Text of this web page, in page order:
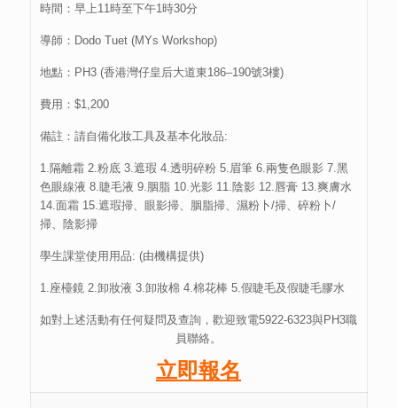
時間：早上11時至下午1時30分
導師：Dodo Tuet (MYs Workshop)
地點：PH3 (香港灣仔皇后大道東186–190號3樓)
費用：$1,200
備註：請自備化妝工具及基本化妝品:
1.隔離霜 2.粉底 3.遮瑕 4.透明碎粉 5.眉筆 6.兩隻色眼影 7.黑
色眼線液 8.睫毛液 9.胭脂 10.光影 11.陰影 12.唇膏 13.爽膚水
14.面霜 15.遮瑕掃、眼影掃、胭脂掃、濕粉卜/掃、碎粉卜/
掃、陰影掃
學生課堂使用用品: (由機構提供)
1.座檯鏡 2.卸妝液 3.卸妝棉 4.棉花棒 5.假睫毛及假睫毛膠水
如對上述活動有任何疑問及查詢，歡迎致電5922-6323與PH3職
員聯絡。
立即報名